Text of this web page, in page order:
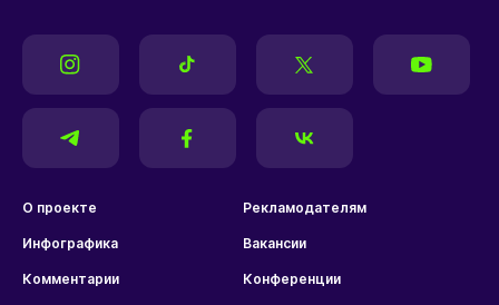
О проекте Рекламодателям
Инфографика Вакансии
Комментарии Конференции